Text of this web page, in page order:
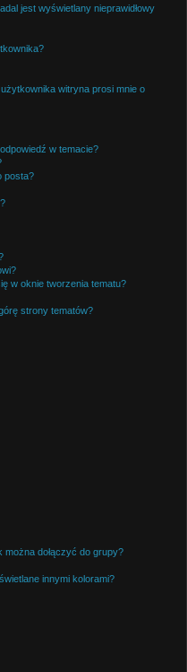
jest wyświetlany nieprawidłowy
witryna prosi mnie o
w temacie?
posta?
w oknie tworzenia tematu?
strony tematów?
dołączyć do grupy?
innymi kolorami?